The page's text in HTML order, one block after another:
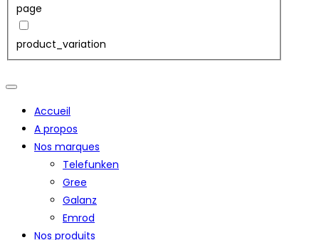
page
product_variation
Accueil
A propos
Nos marques
Telefunken
Gree
Galanz
Emrod
Nos produits